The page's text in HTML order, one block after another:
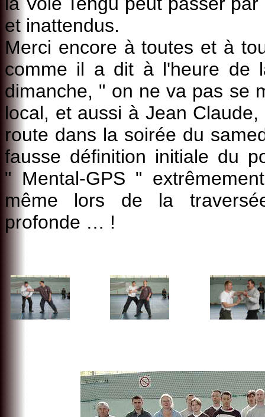
et inattendus.
Merci encore à toutes et à
comme il a dit à l'heure de
dimanche, " on ne va pas se
local, et aussi à Jean
route dans la soirée du
fausse définition initiale du
" Mental-GPS "
même lors de la
profonde … !